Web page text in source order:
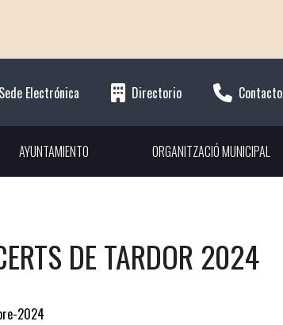
Sede Electrónica Directorio Contacto
AYUNTAMIENTO ORGANITZACIÓ MUNICIPAL
DE TARDOR 2024
2024